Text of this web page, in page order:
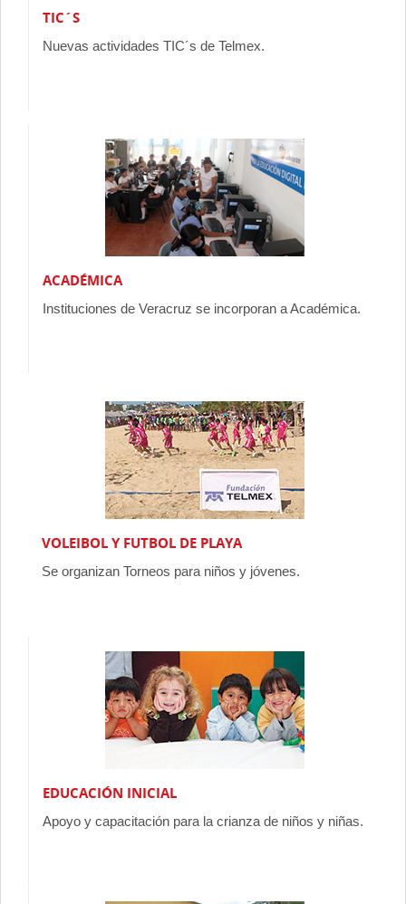
TIC´S
Nuevas actividades TIC´s de Telmex.
ACADÉMICA
Instituciones de Veracruz se incorporan a Académica.
VOLEIBOL Y FUTBOL DE PLAYA
Se organizan Torneos para niños y jóvenes.
EDUCACIÓN INICIAL
Apoyo y capacitación para la crianza de niños y niñas.